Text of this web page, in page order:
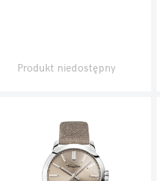
Produkt niedostępny